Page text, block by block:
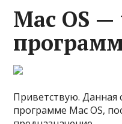
Mac OS —
Приветствую. Данная
программе Mac OS,